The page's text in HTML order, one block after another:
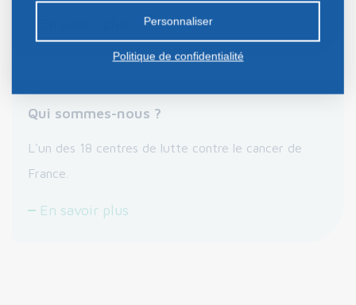
Qui sommes-nous ?
L'un des 18 centres de lutte contre le cancer de
France.
En savoir plus
préalable.
Personnaliser
Politique de confidentialité